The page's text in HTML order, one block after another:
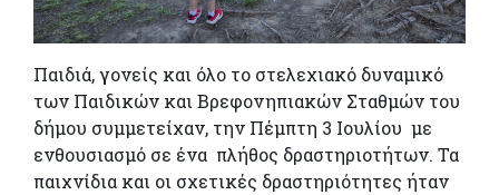
Παιδιά, γονείς και όλο το στελεχιακό δυναμικό
των Παιδικών και Βρεφονηπιακών Σταθμών του
δήμου συμμετείχαν, την Πέμπτη 3 Ιουλίου με
ενθουσιασμό σε ένα πλήθος δραστηριοτήτων. Τα
παιχνίδια και οι σχετικές δραστηριότητες ήταν